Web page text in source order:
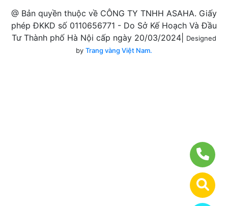
@ Bản quyền thuộc về CÔNG TY TNHH ASAHA. Giấy
phép ĐKKD số 0110656771 - Do Sở Kế Hoạch Và Đầu
Tư Thành phố Hà Nội cấp ngày 20/03/2024|
Designed
by Trang vàng Việt Nam.